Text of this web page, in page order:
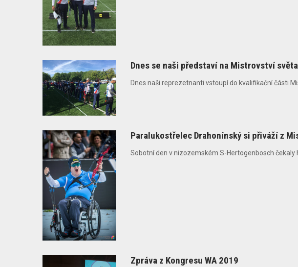
Dnes se naši představí na Mistrovství
Dnes naši reprezetnanti vstoupí do kvalifikační části
Paralukostřelec Drahonínský si přiváží z
Sobotní den v nizozemském S-Hertogenbosch čekaly
Zpráva z Kongresu WA 2019